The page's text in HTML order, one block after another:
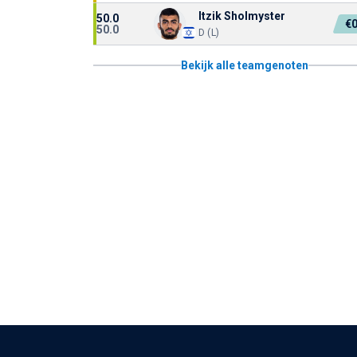
50.0
50.0
Itzik Sholmyster
D (L)
Bekijk alle teamgenoten